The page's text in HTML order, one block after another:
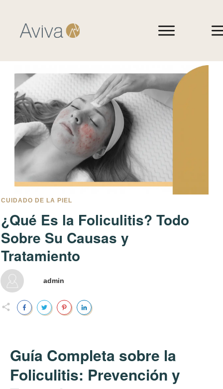
CUIDADO DE LA PIEL
¿Qué Es la Foliculitis? Todo
Sobre Su Causas y
Tratamiento
admin
Guía Completa sobre la
Foliculitis: Prevención y